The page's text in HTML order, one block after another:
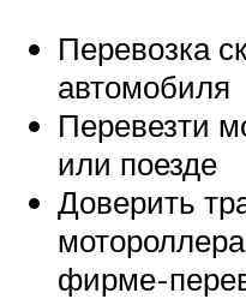
Перевозка
автомобиля
Перевезти
или поезде
Доверить
фирме-